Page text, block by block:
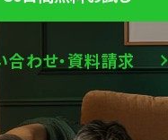
合わせ・資料請求